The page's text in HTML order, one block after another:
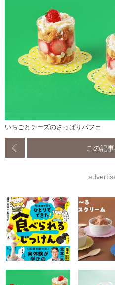
いちごとチーズのさっぱりパフェ
この記